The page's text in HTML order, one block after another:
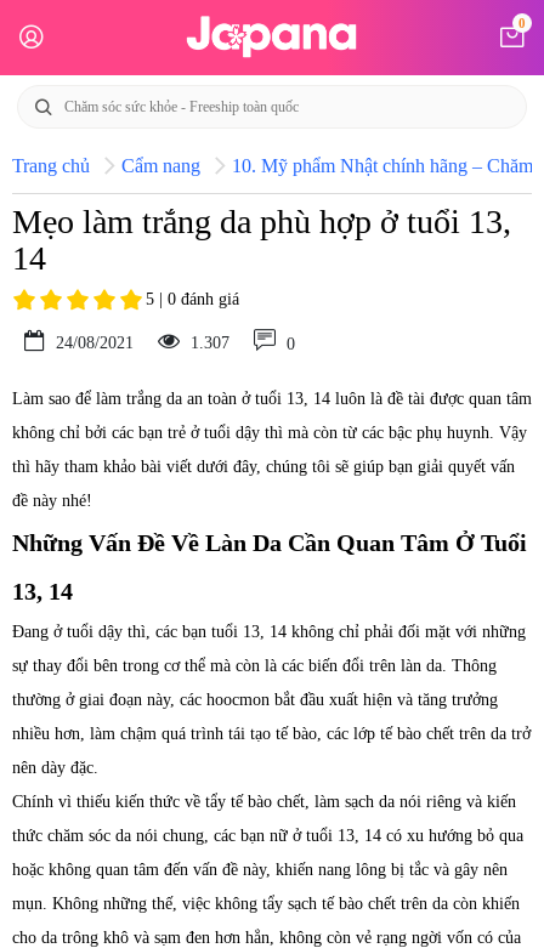
0
Trang chủ Cẩm nang 10. Mỹ phẩm Nhật chính hãng – Chăm
Mẹo làm trắng da phù hợp ở tuổi 13,
14
5 | 0 đánh giá
24/08/2021 1.307 0
Làm sao để làm trắng da an toàn ở tuổi 13, 14 luôn là đề tài được quan tâm
không chỉ bởi các bạn trẻ ở tuổi dậy thì mà còn từ các bậc phụ huynh. Vậy
thì hãy tham khảo bài viết dưới đây, chúng tôi sẽ giúp bạn giải quyết vấn
đề này nhé!
Những Vấn Đề Về Làn Da Cần Quan Tâm Ở Tuổi
13, 14
Đang ở tuổi dậy thì, các bạn tuổi 13, 14 không chỉ phải đối mặt với những
sự thay đổi bên trong cơ thể mà còn là các biến đổi trên làn da. Thông
thường ở giai đoạn này, các hoocmon bắt đầu xuất hiện và tăng trưởng
nhiều hơn, làm chậm quá trình tái tạo tế bào, các lớp tế bào chết trên da trở
nên dày đặc.
Chính vì thiếu kiến thức về tẩy tế bào chết, làm sạch da nói riêng và kiến
thức chăm sóc da nói chung, các bạn nữ ở tuổi 13, 14 có xu hướng bỏ qua
hoặc không quan tâm đến vấn đề này, khiến nang lông bị tắc và gây nên
mụn. Không những thế, việc không tẩy sạch tế bào chết trên da còn khiến
cho da trông khô và sạm đen hơn hẳn, không còn vẻ rạng ngời vốn có của